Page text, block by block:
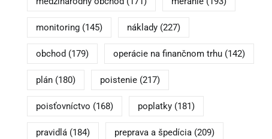
monitoring(145) náklady(227)
obchod (179) operácie na finančnom trhu(142)
plán(180) poistenie(217)
poisťovníctvo (168) poplatky(181)
pravidlá(184) preprava a špedícia(209)